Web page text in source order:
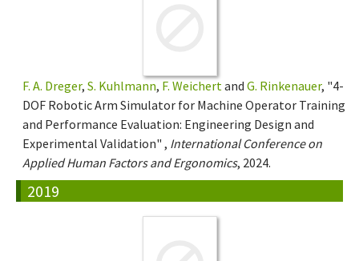
F. A. Dreger, S. Kuhlmann, F. Weichert and G. Rinkenauer, "4-
DOF Robotic Arm Simulator for Machine Operator Training
and Performance Evaluation: Engineering Design and
Experimental Validation" , International Conference on
Applied Human Factors and Ergonomics, 2024.
2019